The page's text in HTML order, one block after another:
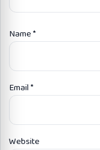
Name*
Email*
Website